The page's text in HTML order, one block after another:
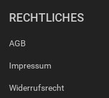
RECHTLICHES
AGB
Impressum
Widerrufsrecht